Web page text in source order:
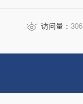
访问量：306